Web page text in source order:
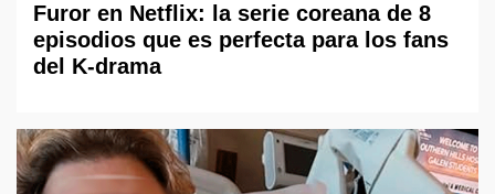
Furor en Netflix: la serie coreana de 8
episodios que es perfecta para los fans
del K-drama